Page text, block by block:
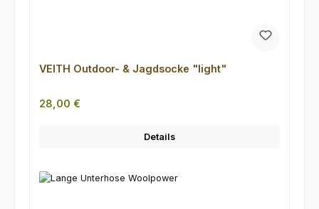
VEITH Outdoor- & Jagdsocke "light"
Regulärer Preis:
28,00 €
Details